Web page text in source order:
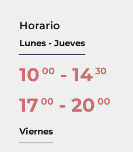
Horario
Lunes - Jueves
10 00 - 14 30
17 00 - 20 00
Viernes